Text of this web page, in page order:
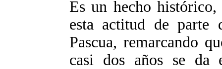
Es un hecho
esta actitud de parte
Pascua, remarcando
casi dos años se da